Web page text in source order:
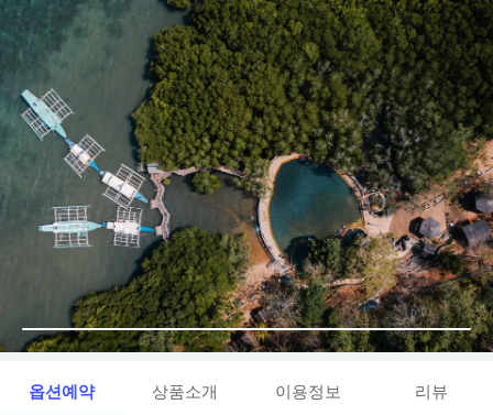
옵션예약 상품소개 이용정보 리뷰